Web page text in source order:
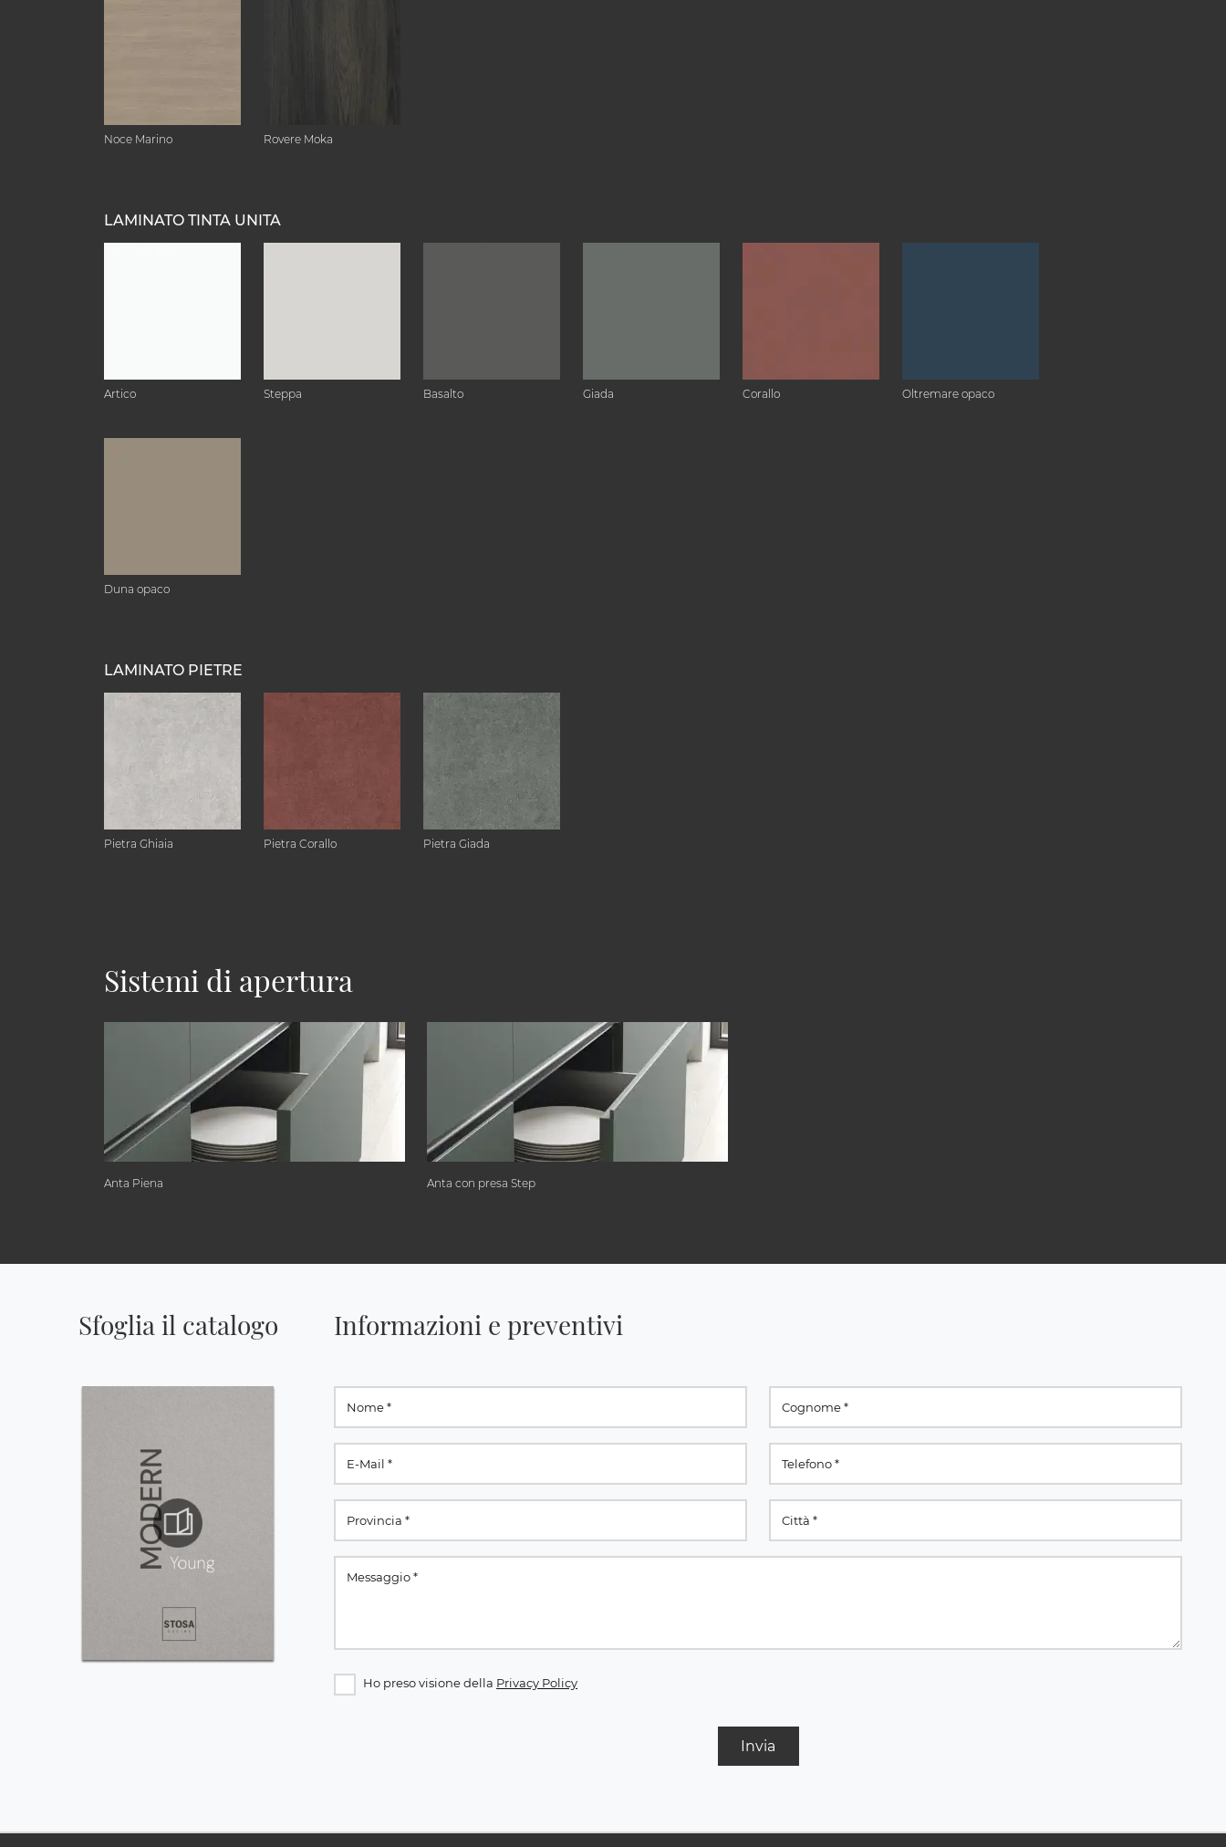
Noce Marino Rovere Moka
LAMINATO TINTA UNITA
Artico Steppa Basalto Giada Corallo Oltremare opaco
Duna opaco
LAMINATO PIETRE
Pietra Ghiaia Pietra Corallo Pietra Giada
Sistemi di apertura
Anta Piena Anta con presa Step
Sfoglia il catalogo Informazioni e preventivi
Ho preso visione della Privacy Policy
Invia